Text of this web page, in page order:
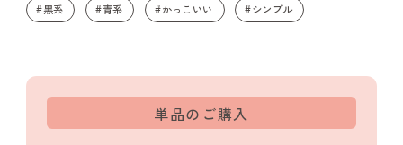
#黒系 #青系 #かっこいい #シンプル
単品のご購入